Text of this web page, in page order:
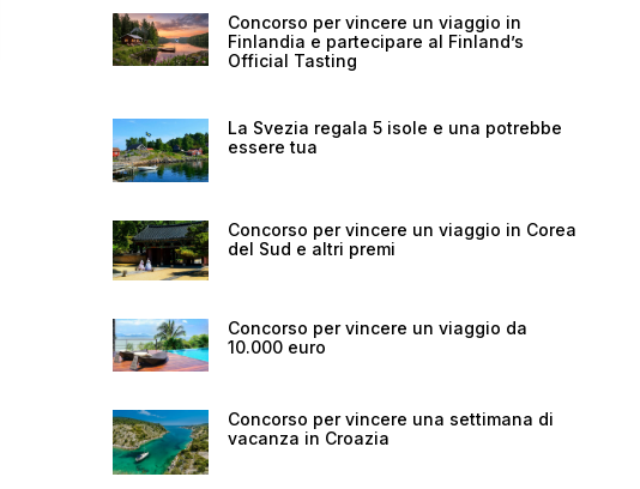
Concorso per vincere un viaggio in
Finlandia e partecipare al Finland’s
Official Tasting
La Svezia regala 5 isole e una potrebbe
essere tua
Concorso per vincere un viaggio in Corea
del Sud e altri premi
Concorso per vincere un viaggio da
10.000 euro
Concorso per vincere una settimana di
vacanza in Croazia